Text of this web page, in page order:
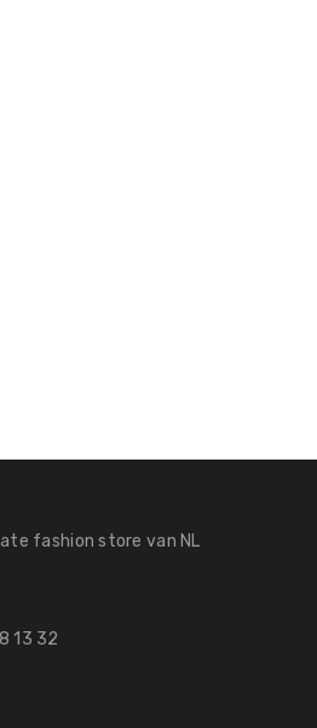
fashion store van NL
13 32